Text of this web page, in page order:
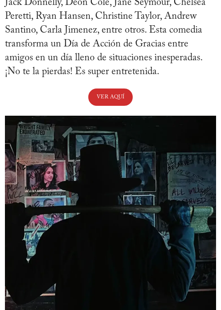
Jack Donnelly, Deon Cole, Jane Seymour, Chelsea
Peretti, Ryan Hansen, Christine Taylor, Andrew
Santino, Carla Jimenez, entre otros. Esta comedia
transforma un Día de Acción de Gracias entre
amigos en un día lleno de situaciones inesperadas.
¡No te la pierdas! Es super entretenida.
VER AQUÍ